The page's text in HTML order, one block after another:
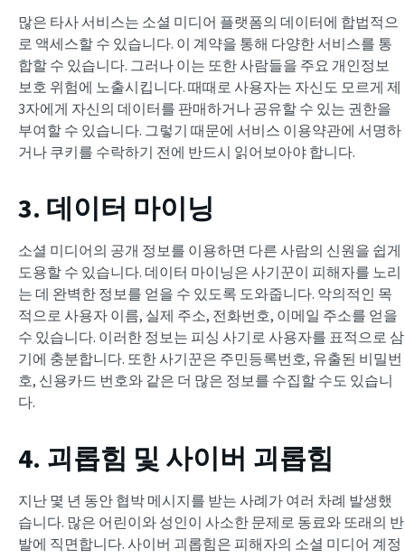
많은 타사 서비스는 소셜 미디어 플랫폼의 데이터에 합법적으
로 액세스할 수 있습니다. 이 계약을 통해 다양한 서비스를 통
합할 수 있습니다. 그러나 이는 또한 사람들을 주요 개인정보
보호 위험에 노출시킵니다. 때때로 사용자는 자신도 모르게 제
3자에게 자신의 데이터를 판매하거나 공유할 수 있는 권한을
부여할 수 있습니다. 그렇기 때문에 서비스 이용약관에 서명하
거나 쿠키를 수락하기 전에 반드시 읽어보아야 합니다.
3. 데이터 마이닝
소셜 미디어의 공개 정보를 이용하면 다른 사람의 신원을 쉽게
도용할 수 있습니다. 데이터 마이닝은 사기꾼이 피해자를 노리
는 데 완벽한 정보를 얻을 수 있도록 도와줍니다. 악의적인 목
적으로 사용자 이름, 실제 주소, 전화번호, 이메일 주소를 얻을
수 있습니다. 이러한 정보는 피싱 사기로 사용자를 표적으로 삼
기에 충분합니다. 또한 사기꾼은 주민등록번호, 유출된 비밀번
호, 신용카드 번호와 같은 더 많은 정보를 수집할 수도 있습니
다.
4. 괴롭힘 및 사이버 괴롭힘
지난 몇 년 동안 협박 메시지를 받는 사례가 여러 차례 발생했
습니다. 많은 어린이와 성인이 사소한 문제로 동료와 또래의 반
발에 직면합니다. 사이버 괴롭힘은 피해자의 소셜 미디어 계정